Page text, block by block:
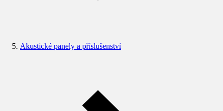
Akustické panely a příslušenství